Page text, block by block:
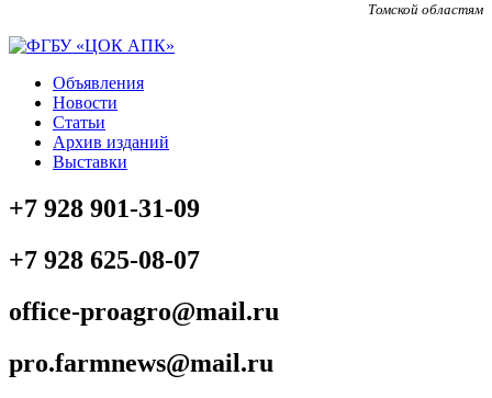
Томской областям
Объявления
Новости
Статьи
Архив изданий
Выставки
+7 928 901-31-09
+7 928 625-08-07
office-proagro@mail.ru
pro.farmnews@mail.ru